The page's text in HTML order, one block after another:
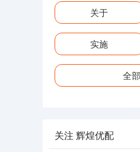
关于
实施
全
关注 辉煌优配